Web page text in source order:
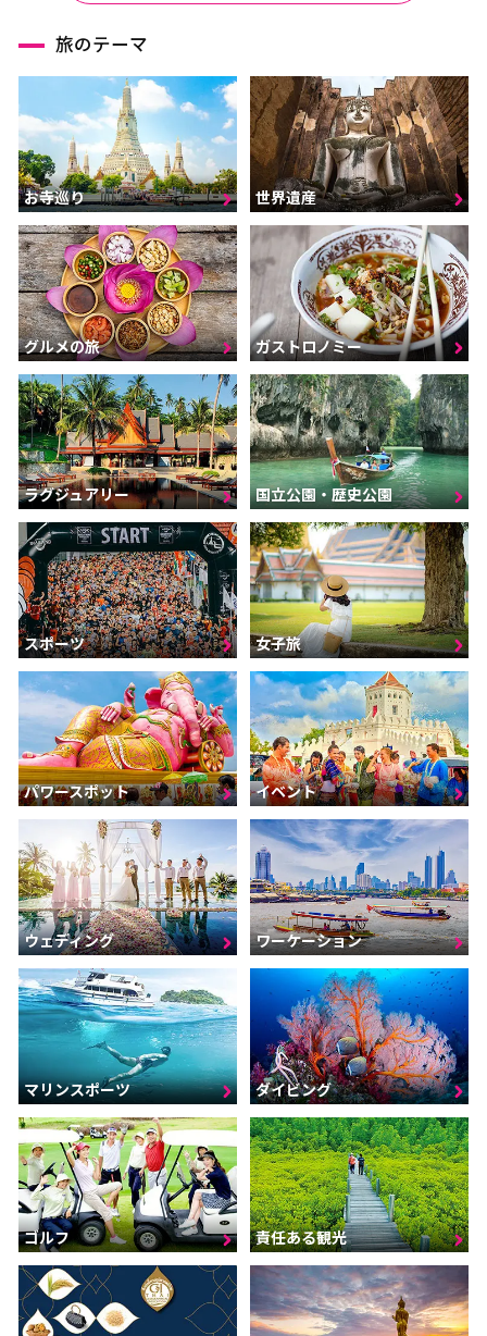
旅のテーマ
お寺巡り 世界遺産
グルメの旅 ガストロノミー
ラグジュアリー 国立公園・歴史公園
スポーツ 女子旅
パワースポット イベント
ウェディング ワーケーション
マリンスポーツ ダイビング
ゴルフ 責任ある観光